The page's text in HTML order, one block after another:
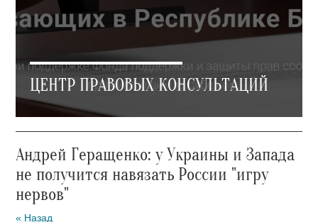
ЦЕНТР ПРАВОВЫХ КОНСУЛЬТАЦИЙ
Андрей Геращенко: у Украины и Запада
не получится навязать России "игру
нервов"
« Назад